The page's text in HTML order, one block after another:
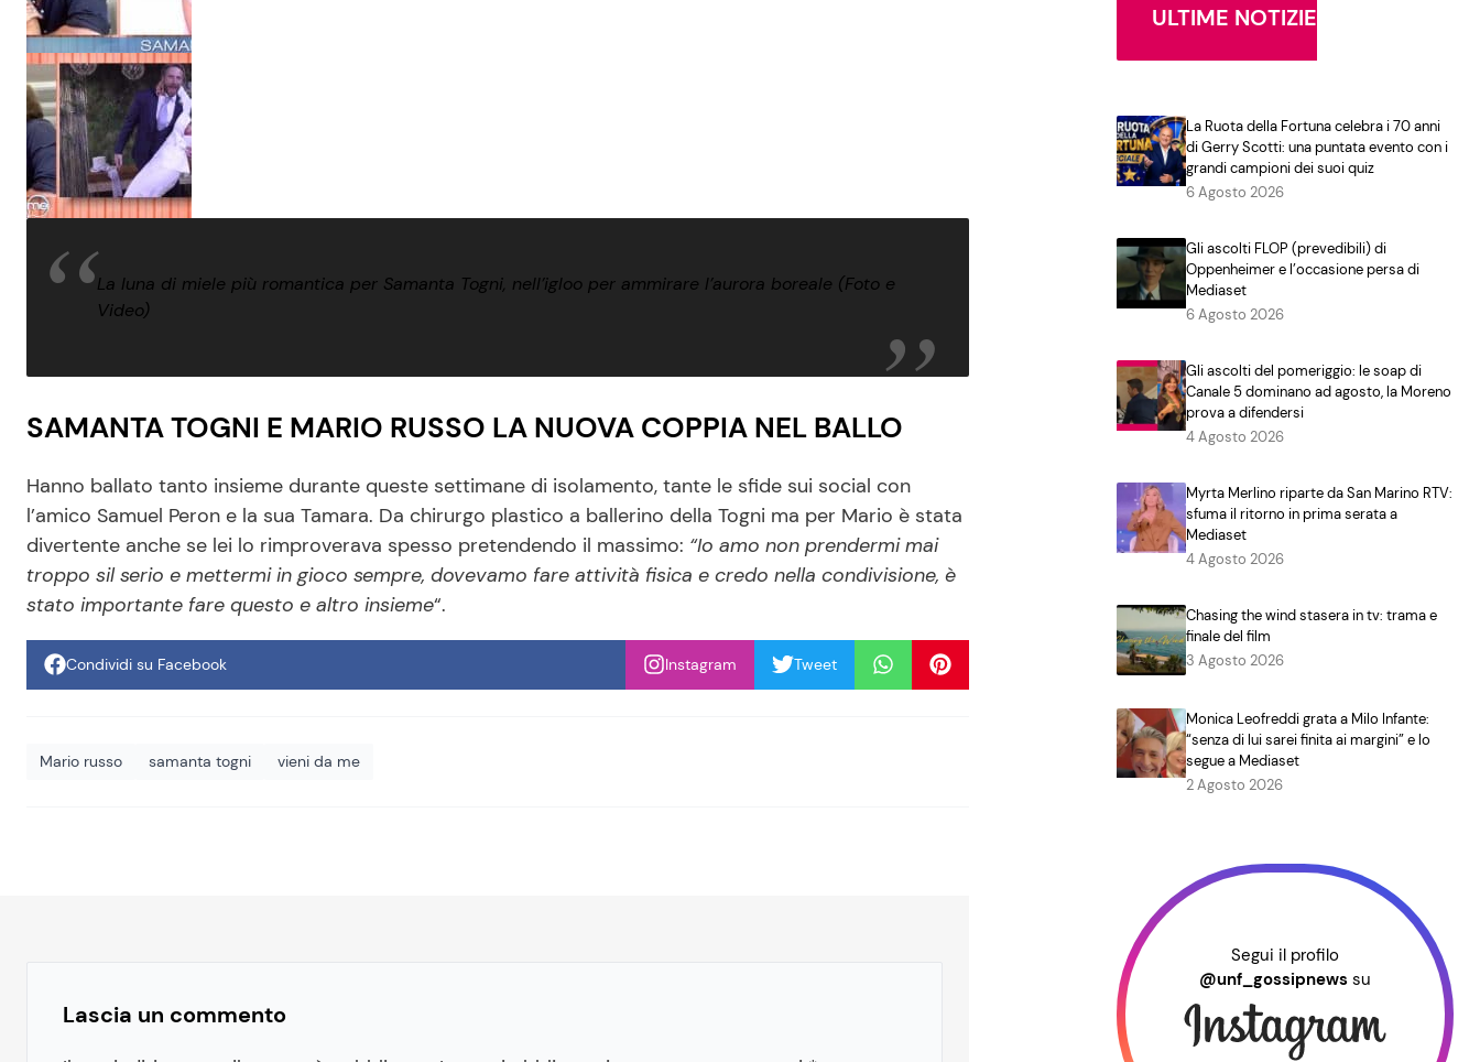
La luna di miele più romantica per Samanta Togni, nell’igloo per ammirare l’aurora boreale (Foto e
Video)
SAMANTA TOGNI E MARIO RUSSO LA NUOVA COPPIA NEL BALLO
Hanno ballato tanto insieme durante queste settimane di isolamento, tante le sfide sui social con
l’amico Samuel Peron e la sua Tamara. Da chirurgo plastico a ballerino della Togni ma per Mario è stata
divertente anche se lei lo rimproverava spesso pretendendo il massimo: “Io amo non prendermi mai
troppo sil serio e mettermi in gioco sempre, dovevamo fare attività fisica e credo nella condivisione, è
stato importante fare questo e altro insieme“.
Condividi su Facebook Instagram Tweet
Mario russo samanta togni vieni da me
Lascia un commento
ULTIME NOTIZIE
La Ruota della Fortuna celebra i 70 anni
di Gerry Scotti: una puntata evento con i
grandi campioni dei suoi quiz
6 Agosto 2026
Gli ascolti FLOP (prevedibili) di
Oppenheimer e l’occasione persa di
Mediaset
6 Agosto 2026
Gli ascolti del pomeriggio: le soap di
Canale 5 dominano ad agosto, la Moreno
prova a difendersi
4 Agosto 2026
Myrta Merlino riparte da San Marino RTV:
sfuma il ritorno in prima serata a
Mediaset
4 Agosto 2026
Chasing the wind stasera in tv: trama e
finale del film
3 Agosto 2026
Monica Leofreddi grata a Milo Infante:
“senza di lui sarei finita ai margini” e lo
segue a Mediaset
2 Agosto 2026
Segui il profilo
@unf_gossipnews su